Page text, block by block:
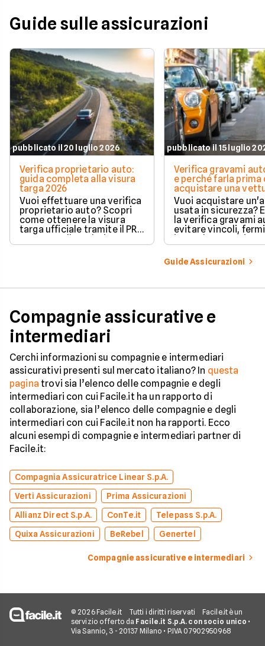
Guide sulle assicurazioni
pubblicato il 20 luglio 2026
Verifica proprietario auto:
guida completa alla visura
targa 2026
Vuoi effettuare una verifica
proprietario auto? Scopri
come ottenere la visura
targa ufficiale tramite il PRA
per controllare dati e
vincoli in totale sicurezza.
pubblicato il 15 luglio
Verifica gravami
e perché farla prima
acquistare una
Vuoi acquistare
usata in sicurezza?
la verifica gravami
evitare vincoli,
ipoteche. Scopri
tutelare il tuo
Guide Assicurazioni
Compagnie assicurative e
intermediari
Cerchi informazioni su compagnie e intermediari
assicurativi presenti sul mercato italiano? In questa
pagina trovi sia l’elenco delle compagnie e degli
intermediari con cui Facile.it ha un rapporto di
collaborazione, sia l’elenco delle compagnie e degli
intermediari con cui Facile.it non ha rapporti. Ecco
alcuni esempi di compagnie e intermediari partner di
Facile.it:
Compagnia Assicuratrice Linear S.p.A.
Verti Assicurazioni
Prima Assicurazioni
Allianz Direct S.p.A.
ConTe.it
Telepass S.p.A.
Quixa Assicurazioni
BeRebel Genertel
Compagnie assicurative e intermediari
© 2026 Facile.it Tutti i diritti riservati
Facile.it è un
servizio offerto da Facile.it S.p.A. con socio unico •
Via Sannio, 3 - 20137 Milano • P.IVA 07902950968